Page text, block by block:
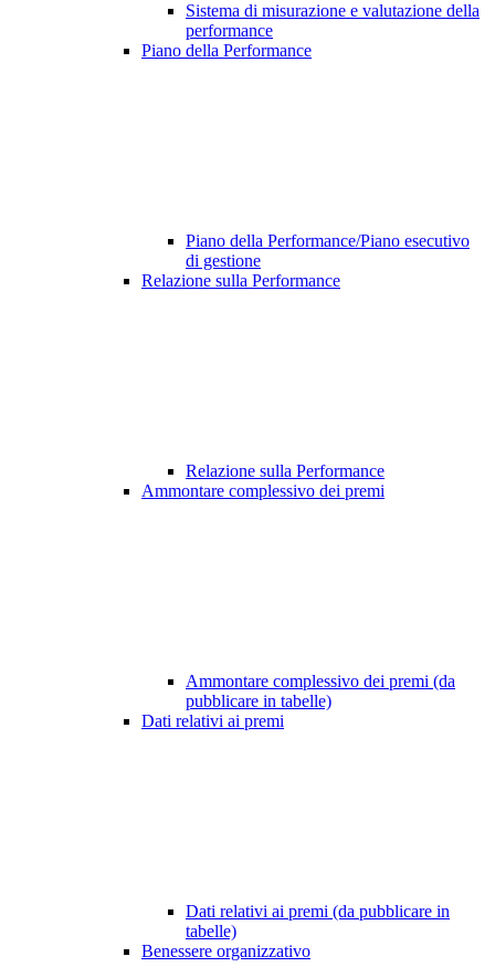
Sistema di misurazione e valutazione della
performance
Piano della Performance
Piano della Performance/Piano esecutivo
di gestione
Relazione sulla Performance
Relazione sulla Performance
Ammontare complessivo dei premi
Ammontare complessivo dei premi (da
pubblicare in tabelle)
Dati relativi ai premi
Dati relativi ai premi (da pubblicare in
tabelle)
Benessere organizzativo